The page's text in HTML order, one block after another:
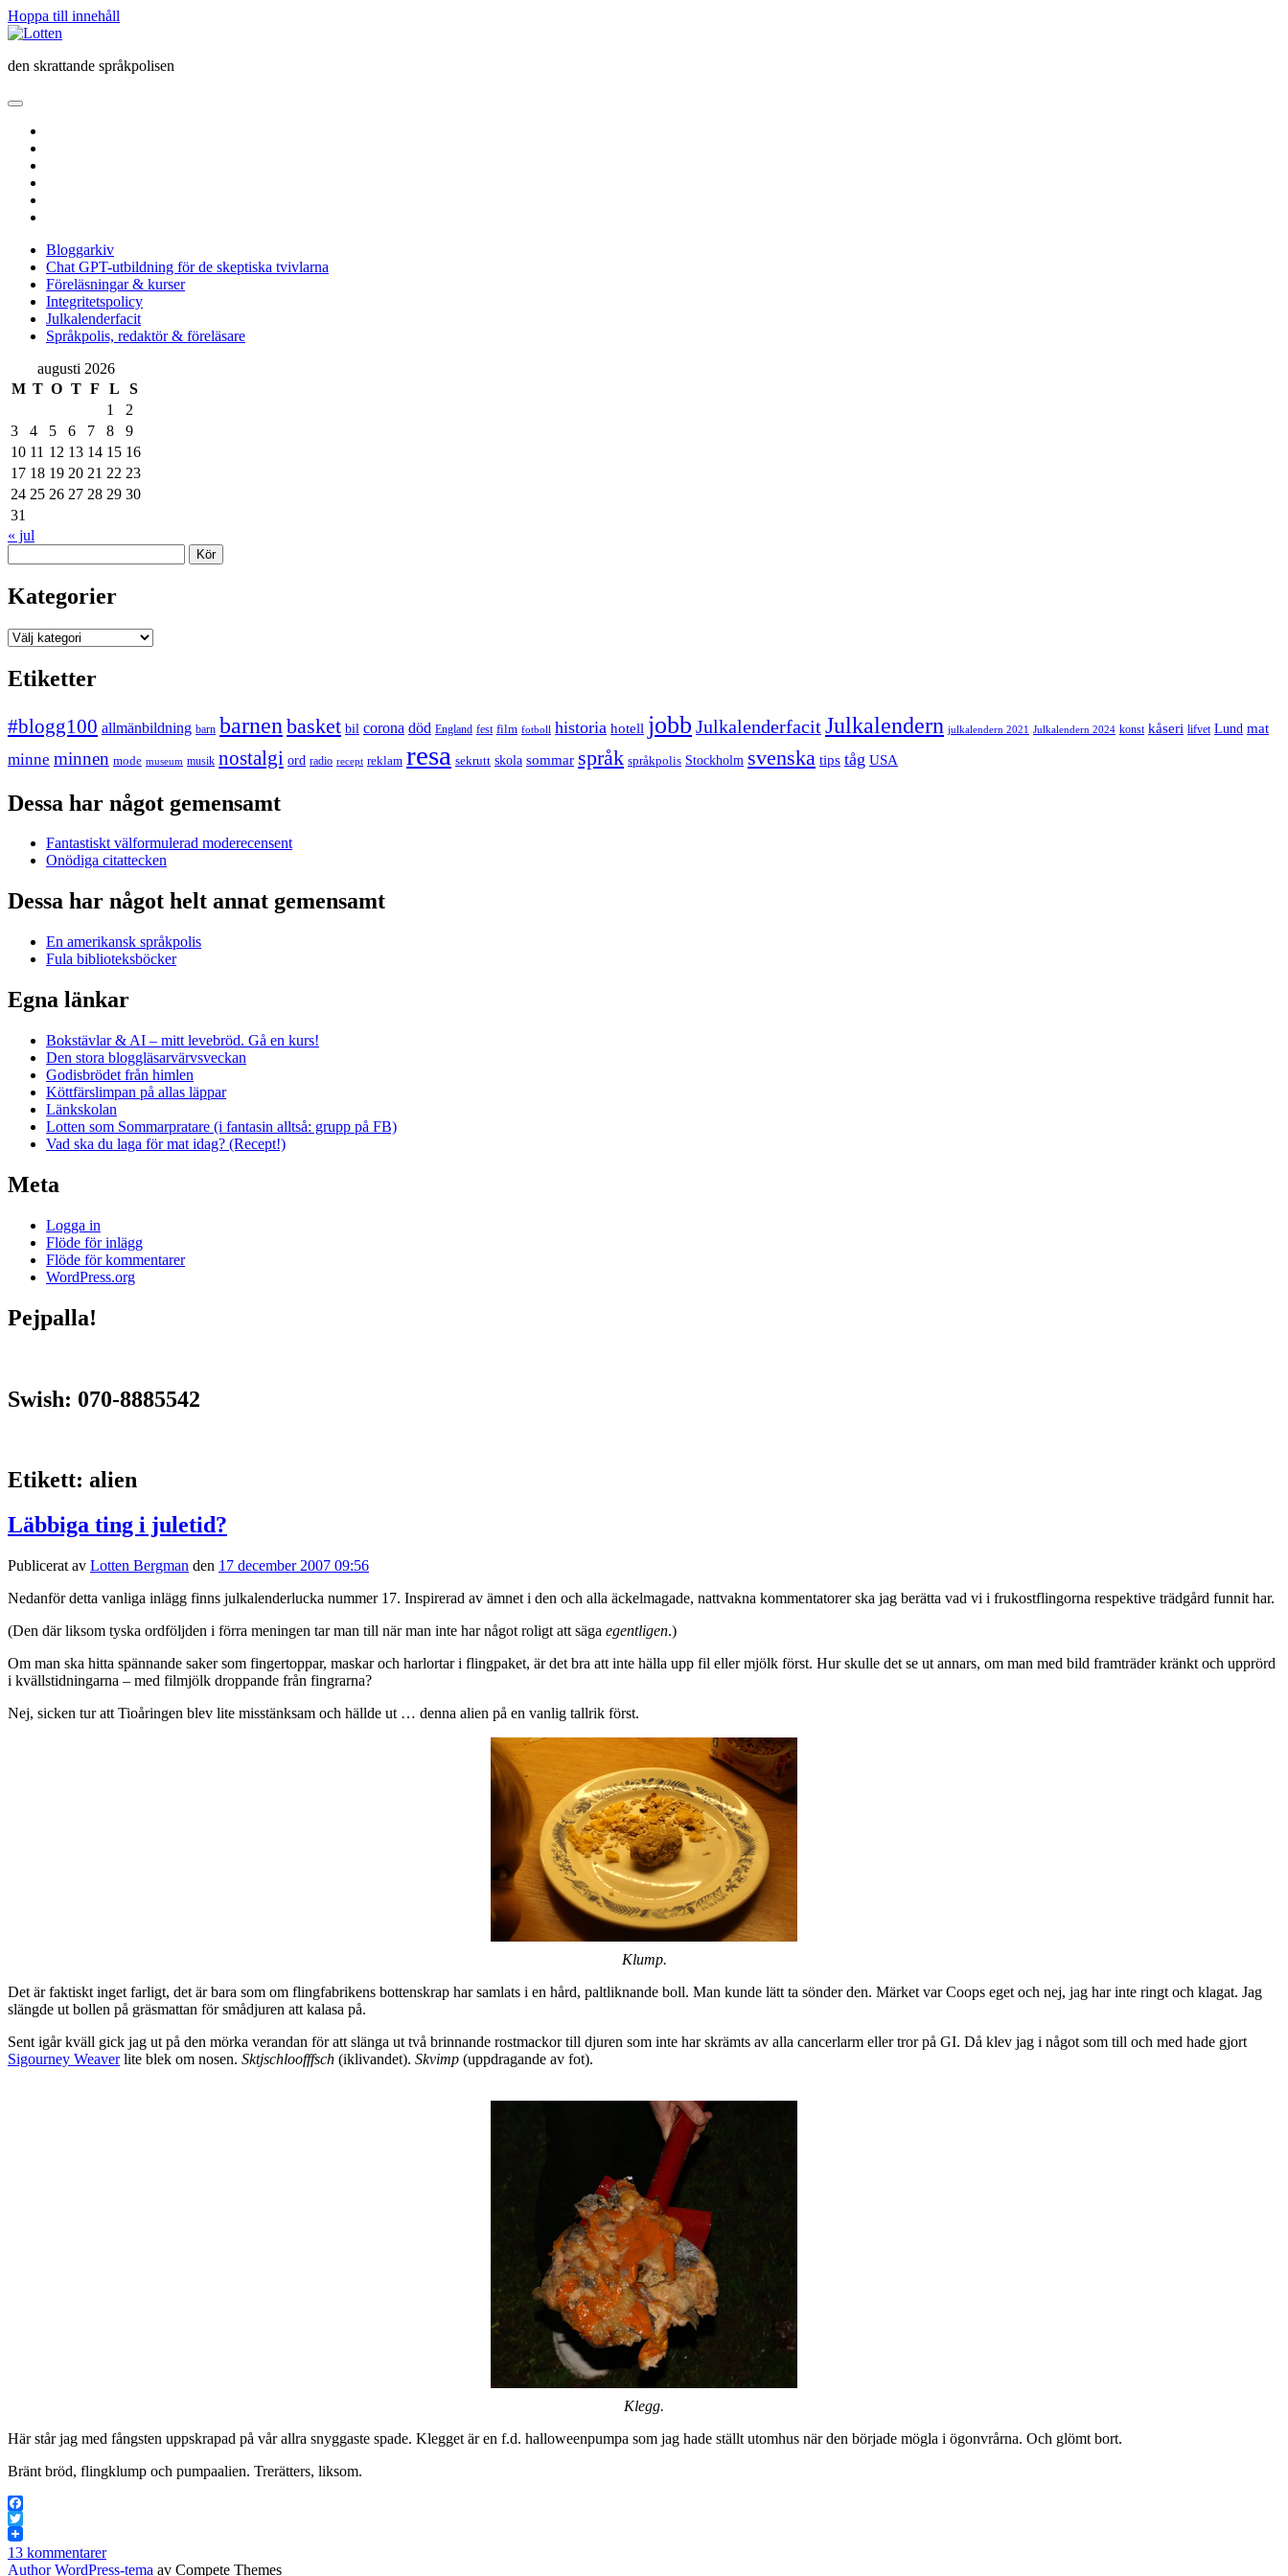
Hoppa till innehåll
Lotten
den skrattande språkpolisen
öppna
meny
Bloggarkiv
Chat GPT-utbildning för de skeptiska tvivlarna
Föreläsningar & kurser
Integritetspolicy
Julkalenderfacit
Språkpolis, redaktör & föreläsare
Sidopanel
augusti 2026
M T O T F L
S
1
2
3
4 5 6 7 8
9
10 11 12 13 14 15 16
17 18 19 20 21 22 23
24 25 26 27 28 29 30
31
« jul
Kategorier
Kategorier
Etiketter
#blogg100 allmänbildning barn barnen basket bil corona död England fest film fotboll historia hotell jobb JulkalenderfacitJulkalendern julkalendern 2021 Julkalendern 2024 konst kåseri lifvet Lund mat
minne minnen mode museum musik nostalgi ord radio recept reklam resa sekrutt skola sommar språk språkpolis Stockholm svenska tips tåg USA
Dessa har något gemensamt
Fantastiskt välformulerad moderecensent
Onödiga citattecken
Dessa har något helt annat gemensamt
En amerikansk språkpolis
Fula biblioteksböcker
Egna länkar
Bokstävlar & AI – mitt levebröd. Gå en kurs!
Den stora bloggläsarvärvsveckan
Godisbrödet från himlen
Köttfärslimpan på allas läppar
Länkskolan
Lotten som Sommarpratare (i fantasin alltså: grupp på FB)
Vad ska du laga för mat idag? (Recept!)
Meta
Logga in
Flöde för inlägg
Flöde för kommentarer
WordPress.org
Pejpalla!
Swish: 070-8885542
Etikett: alien
Läbbiga ting i juletid?
Publicerat av Lotten Bergman den 17 december 2007 09:56
Nedanför detta vanliga inlägg finns julkalenderlucka nummer 17. Inspirerad av ämnet i den och alla äckelmagade, nattvakna kommentatorer ska jag berätta vad vi i frukostflingorna respektive trädgård funnit har.
(Den där liksom tyska ordföljden i förra meningen tar man till när man inte har något roligt att säga egentligen.)
Om man ska hitta spännande saker som fingertoppar, maskar och harlortar i flingpaket, är det bra att inte hälla upp fil eller mjölk först. Hur skulle det se ut annars, om man med bild framträder kränkt och upprörd
i kvällstidningarna – med filmjölk droppande från fingrarna?
Nej, sicken tur att Tioåringen blev lite misstänksam och hällde ut … denna alien på en vanlig tallrik först.
Klump.
Det är faktiskt inget farligt, det är bara som om flingfabrikens bottenskrap har samlats i en hård, paltliknande boll. Man kunde lätt ta sönder den. Märket var Coops eget och nej, jag har inte ringt och klagat. Jag
slängde ut bollen på gräsmattan för smådjuren att kalasa på.
Sent igår kväll gick jag ut på den mörka verandan för att slänga ut två brinnande rostmackor till djuren som inte har skrämts av alla cancerlarm eller tror på GI. Då klev jag i något som till och med hade gjort
Sigourney Weaverlite blek om nosen. Sktjschloofffsch (iklivandet). Skvimp (uppdragande av fot).
Klegg.
Här står jag med fångsten uppskrapad på vår allra snyggaste spade. Klegget är en f.d. halloweenpumpa som jag hade ställt utomhus när den började mögla i ögonvrårna. Och glömt bort.
Bränt bröd, flingklump och pumpaalien. Trerätters, liksom.
Facebook
Twitter
13 kommentarer
Author WordPress-tema av Compete Themes